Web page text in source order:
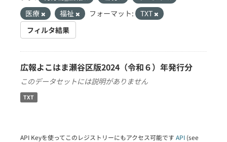
医療
福祉 フォーマット:
TXT
フィルタ結果
広報よこはま瀬谷区版2024（令和６）年発行分
このデータセットには説明がありません
TXT
API Keyを使ってこのレジストリーにもアクセス可能です API (see